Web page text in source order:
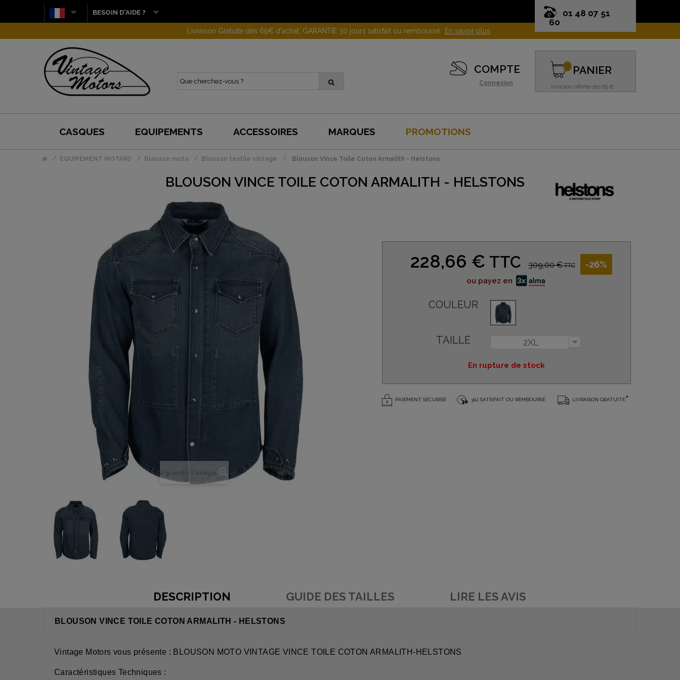
01 48 07 51
60
BESOIN D'AIDE ?
Gagnez 10 euros en parrainant un proche ! En savoir plus
COMPTE
Connexion
PANIER
livraison offerte dès 69 €
0
CASQUES EQUIPEMENTS ACCESSOIRES MARQUES PROMOTIONS
EQUIPEMENT MOTARD Blouson moto Blouson textile vintage Blouson Vince Toile Coton Armalith - Helstons
BLOUSON VINCE TOILE COTON ARMALITH - HELSTONS
Agrandir l'image
228,66 € TTC 309,00 €TTC -26%
ou payez en
COULEUR
TAILLE 2XL
En rupture de stock
PAIEMENT SÉCURISÉ 30J SATISFAIT OU REMBOURSÉ LIVRAISON GRATUITE*
DESCRIPTION GUIDE DES TAILLES LIRE LES AVIS
BLOUSON VINCE TOILE COTON ARMALITH - HELSTONS
Vintage Motors vous présente : BLOUSON MOTO VINTAGE VINCE TOILE COTON ARMALITH-HELSTONS
Caractéristiques Techniques :